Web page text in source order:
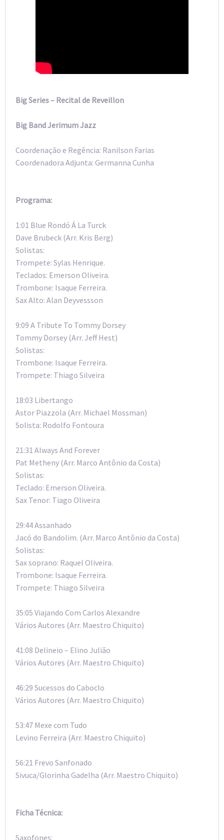
Big Series – Recital de Reveillon
Big Band Jerimum Jazz
Coordenação e Regência: Ranilson Farias
Coordenadora Adjunta: Germanna Cunha
Programa:
1:01 Blue Rondó Á La Turck
Dave Brubeck (Arr. Kris Berg)
Solistas:
Trompete: Sylas Henrique.
Teclados: Emerson Oliveira.
Trombone: Isaque Ferreira.
Sax Alto: Alan Deyvessson
9:09 A Tribute To Tommy Dorsey
Tommy Dorsey (Arr. Jeff Hest)
Solistas:
Trombone: Isaque Ferreira.
Trompete: Thiago Silveira
18:03 Libertango
Astor Piazzola (Arr. Michael Mossman)
Solista: Rodolfo Fontoura
21:31 Always And Forever
Pat Metheny (Arr. Marco Antônio da Costa)
Solistas:
Teclado: Emerson Oliveira.
Sax Tenor: Tiago Oliveira
29:44 Assanhado
Jacó do Bandolim. (Arr. Marco Antônio da Costa)
Solistas:
Sax soprano: Raquel Oliveira.
Trombone: Isaque Ferreira.
Trompete: Thiago Silveira
35:05 Viajando Com Carlos Alexandre
Vários Autores (Arr. Maestro Chiquito)
41:08 Delineio – Elino Julião
Vários Autores (Arr. Maestro Chiquito)
46:29 Sucessos do Caboclo
Vários Autores (Arr. Maestro Chiquito)
53:47 Mexe com Tudo
Levino Ferreira (Arr. Maestro Chiquito)
56:21 Frevo Sanfonado
Sivuca/Glorinha Gadelha (Arr. Maestro Chiquito)
Ficha Técnica:
Saxofones: